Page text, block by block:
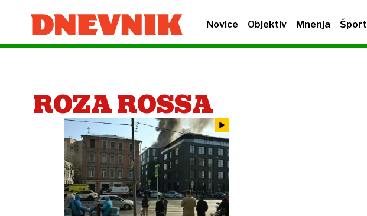
Novice Objektiv Mnenja Šport
ROZA ROSSA